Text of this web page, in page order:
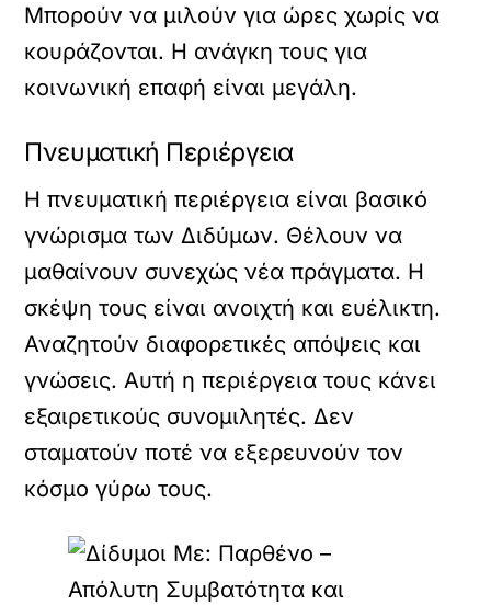
Μπορούν να μιλούν για ώρες χωρίς να
κουράζονται. Η ανάγκη τους για
κοινωνική επαφή είναι μεγάλη.
Πνευματική Περιέργεια
Η πνευματική περιέργεια είναι βασικό
γνώρισμα των Διδύμων. Θέλουν να
μαθαίνουν συνεχώς νέα πράγματα. Η
σκέψη τους είναι ανοιχτή και ευέλικτη.
Αναζητούν διαφορετικές απόψεις και
γνώσεις. Αυτή η περιέργεια τους κάνει
εξαιρετικούς συνομιλητές. Δεν
σταματούν ποτέ να εξερευνούν τον
κόσμο γύρω τους.